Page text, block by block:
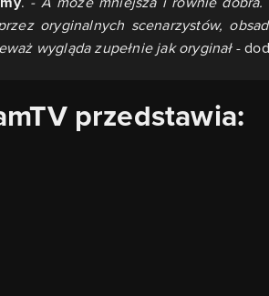
oryginalnych scenarzystów,
wygląda zupełnie jak oryginał-
przedstawia: